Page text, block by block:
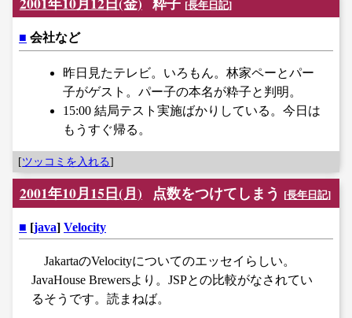
粋子 [長年日記]
■ 会社など
昨日見たテレビ。いろもん。林家ペーとパー
子がゲスト。パー子の本名が粋子と判明。
15:00 結局テスト実施ばかりしている。今日は
もうすぐ帰る。
[ツッコミを入れる]
2001年10月15日(月) 点数をつけてしまう [長年日記]
■ [java] Velocity
JakartaのVelocityについてのエッセイらしい。
JavaHouse Brewersより。JSPとの比較がなされてい
るそうです。読まねば。